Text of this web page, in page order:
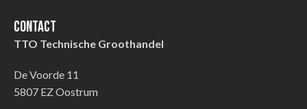
Contact
TTO Technische Groothandel
De Voorde 11
5807 EZ Oostrum